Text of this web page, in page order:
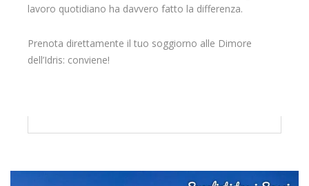
lavoro quotidiano ha davvero fatto la differenza.
Prenota direttamente il tuo soggiorno alle Dimore
dell’Idris: conviene!